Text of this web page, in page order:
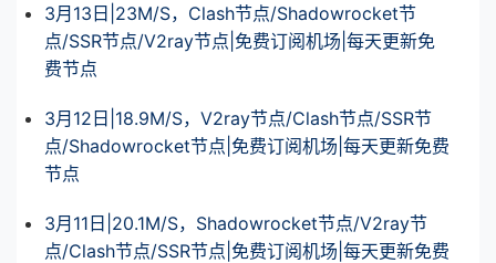
3月13日|23M/S，Clash节点/Shadowrocket节
点/SSR节点/V2ray节点|免费订阅机场|每天更新免
费节点
3月12日|18.9M/S，V2ray节点/Clash节点/SSR节
点/Shadowrocket节点|免费订阅机场|每天更新免费
节点
3月11日|20.1M/S，Shadowrocket节点/V2ray节
点/Clash节点/SSR节点|免费订阅机场|每天更新免费